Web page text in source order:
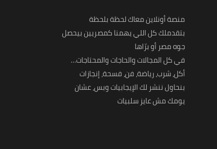
منصة أونلاين معاك لحظة بلحظة
بتقدملك كل اللي يهمنا كمصريين بيحصل
جوه مصر أو برّاها
في كل المجالات والحاجات والمحتاجات…
أكل، شرب، رياضة، فن، فسحة، إنجازات
بنحاول ننشر لك الإيجابيات وبس، عشان
يومك مش عايز سلبيات